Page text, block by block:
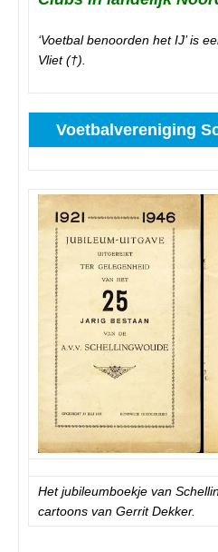
‘Voetbal benoorden het IJ’ is
Vliet (†).
Voetbalvereniging
Het jubileumboekje van
cartoons van Gerrit Dekker.